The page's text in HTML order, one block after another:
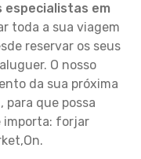
especialistas em
toda a sua viagem
reservar os seus
O nosso
da sua próxima
para que possa
importa: forjar